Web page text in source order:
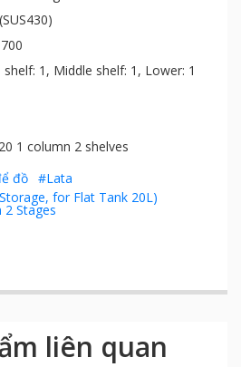
1, Middle shelf: 1, Lower: 1
1 column 2 shelves
đồ #Lata
for Flat Tank 20L)
2 Stages
liên quan